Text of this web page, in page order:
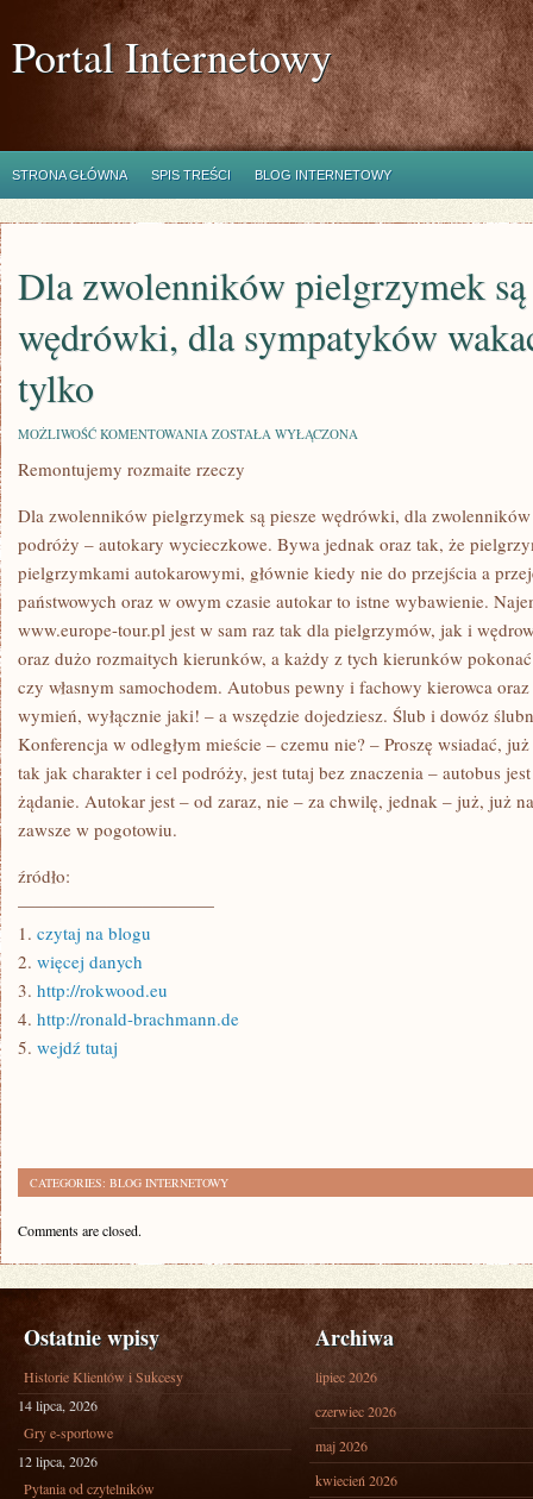
Portal Internetowy
STRONA GŁÓWNA SPIS TREŚCI BLOG INTERNETOWY
Dla zwolenników pielgrzymek są
wędrówki, dla sympatyków
tylko
MOŻLIWOŚĆ KOMENTOWANIA DLA
PIELGRZYMEK
WĘDRÓWKI,
DLA
SYMPATYKÓW
WAKACYJNYCH,
NIE
TYLKO
ZOSTAŁA WYŁĄCZONA
Remontujemy rozmaite rzeczy
Dla zwolenników pielgrzymek są piesze wędrówki, dla
podróży – autokary wycieczkowe. Bywa jednak oraz tak, że
pielgrzymkami autokarowymi, głównie kiedy nie do przejścia a
państwowych oraz w owym czasie autokar to istne wybawienie.
www.europe-tour.pl jest w sam raz tak dla pielgrzymów, jak i
oraz dużo rozmaitych kierunków, a każdy z tych kierunków
czy własnym samochodem. Autobus pewny i fachowy kierowca
wymień, wyłącznie jaki! – a wszędzie dojedziesz. Ślub i dowóz
Konferencja w odległym mieście – czemu nie? – Proszę wsiadać,
tak jak charakter i cel podróży, jest tutaj bez znaczenia – autobus
żądanie. Autokar jest – od zaraz, nie – za chwilę, jednak – już, już
zawsze w pogotowiu.
źródło:
———————————
1. czytaj na blogu
2. więcej danych
3. http://rokwood.eu
4. http://ronald-brachmann.de
5. wejdź tutaj
CATEGORIES: BLOG INTERNETOWY
Comments are closed.
Ostatnie wpisy
Historie Klientów i Sukcesy
14 lipca, 2026
Gry e-sportowe
12 lipca, 2026
Pytania od czytelników
Archiwa
lipiec 2026
czerwiec 2026
maj 2026
kwiecień 2026